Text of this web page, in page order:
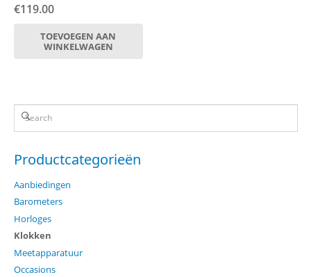
€119.00
TOEVOEGEN AAN
WINKELWAGEN
Productcategorieën
Aanbiedingen
Barometers
Horloges
Klokken
Meetapparatuur
Occasions